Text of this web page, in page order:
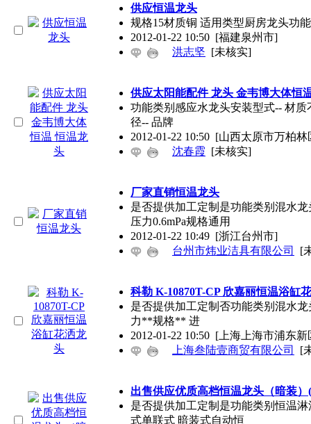
供应恒温龙头
规格15材质铜 适用类型厨房龙头功
2012-01-22 10:50 [福建泉州市]
洪志坚 [未核实]
供应太阳能配件 龙头 金韦博大体恒
功能类别感应水龙头安装型式-- 材
径-- 品牌
2012-01-22 10:50 [山西太原市万柏林
沈春霞 [未核实]
厂家直销恒温龙头
是否提供加工定制是功能类别混水
压力0.6mPa规格通用
2012-01-22 10:49 [浙江台州市]
台州市炜业洁具有限公司
[
科勒 K-10870T-CP 欣嘉丽恒温浴缸
是否提供加工定制否功能类别混水
力**规格** 进
2012-01-22 10:50 [上海上海市浦东新
上海叁陆壹商贸有限公司
[
出售供应优质高档恒温龙头（暗装）
是否提供加工定制是功能类别恒温
式单联式 暗装式自动恒